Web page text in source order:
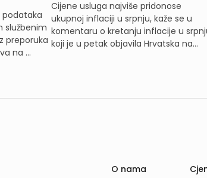
podataka
službenim
preporuka
na ...
Cijene usluga najviše pridonose
ukupnoj inflaciji u srpnju, kaže se u
komentaru o kretanju inflacije u
koji je u petak objavila Hrvatska na...
O nama